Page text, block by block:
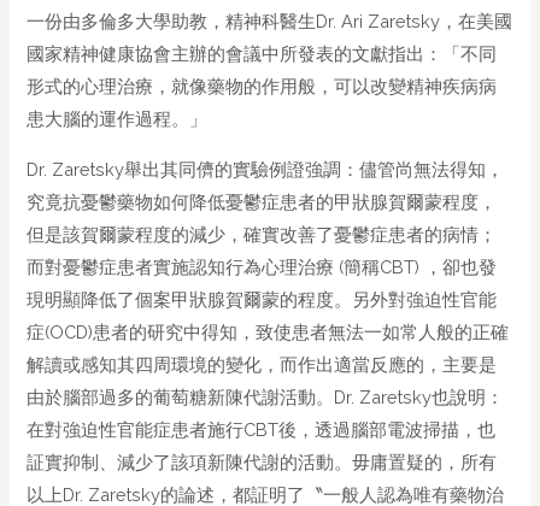
一份由多倫多大學助教，精神科醫生Dr. Ari Zaretsky，在美國
國家精神健康協會主辦的會議中所發表的文獻指出：「不同
形式的心理治療，就像藥物的作用般，可以改變精神疾病病
患大腦的運作過程。」
Dr. Zaretsky舉出其同儕的實驗例證強調：儘管尚無法得知，
究竟抗憂鬱藥物如何降低憂鬱症患者的甲狀腺賀爾蒙程度，
但是該賀爾蒙程度的減少，確實改善了憂鬱症患者的病情；
而對憂鬱症患者實施認知行為心理治療 (簡稱CBT) ，卻也發
現明顯降低了個案甲狀腺賀爾蒙的程度。另外對強迫性官能
症(OCD)患者的研究中得知，致使患者無法一如常人般的正確
解讀或感知其四周環境的變化，而作出適當反應的，主要是
由於腦部過多的葡萄糖新陳代謝活動。Dr. Zaretsky也說明：
在對強迫性官能症患者施行CBT後，透過腦部電波掃描，也
証實抑制、減少了該項新陳代謝的活動。毋庸置疑的，所有
以上Dr. Zaretsky的論述，都証明了〝一般人認為唯有藥物治